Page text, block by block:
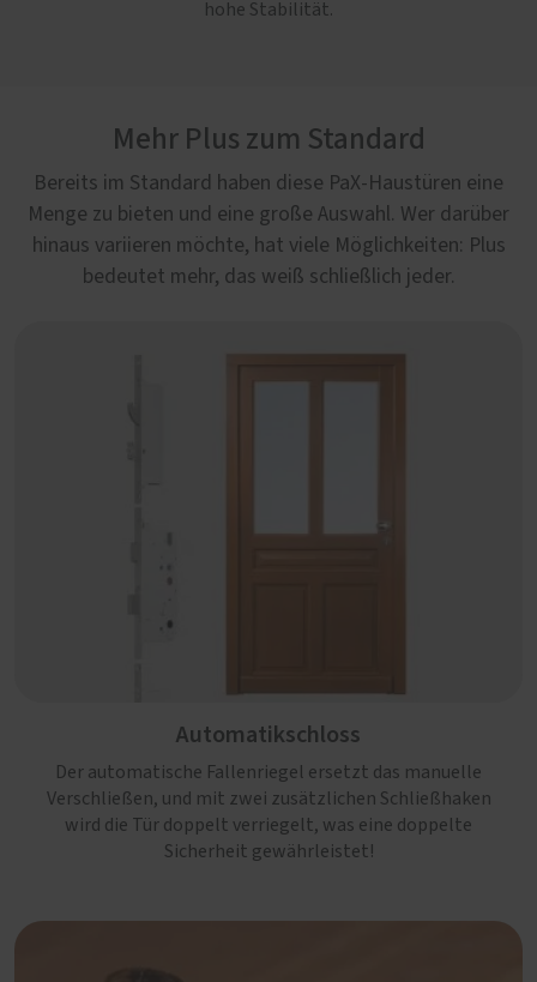
hohe Stabilität.
Mehr Plus zum Standard
Bereits im Standard haben diese PaX-Haustüren eine
Menge zu bieten und eine große Auswahl. Wer darüber
hinaus variieren möchte, hat viele Möglichkeiten: Plus
bedeutet mehr, das weiß schließlich jeder.
Automatikschloss
Der automatische Fallenriegel ersetzt das manuelle
Verschließen, und mit zwei zusätzlichen Schließhaken
wird die Tür doppelt verriegelt, was eine doppelte
Sicherheit gewährleistet!